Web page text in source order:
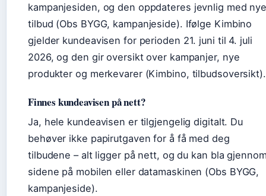
kampanjesiden, og den oppdateres jevnlig med
tilbud (Obs BYGG, kampanjeside). Ifølge Kimbino
gjelder kundeavisen for perioden 21. juni til 4. juli
2026, og den gir oversikt over kampanjer, nye
produkter og merkevarer (Kimbino, tilbudsoversikt).
Finnes kundeavisen på nett?
Ja, hele kundeavisen er tilgjengelig digitalt. Du
behøver ikke papirutgaven for å få med deg
tilbudene – alt ligger på nett, og du kan bla
sidene på mobilen eller datamaskinen (Obs BYGG,
kampanjeside).